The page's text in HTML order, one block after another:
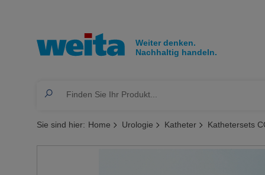
Sie sind hier: Home Urologie Katheter Kathetersets